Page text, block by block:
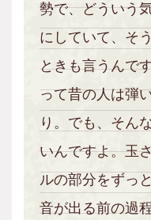
勢で、どういう
にしていて、そ
ときも言うんで
って昔の人は弾
り。でも、そん
いんですよ。玉
ルの部分をずっ
音が出る前の過